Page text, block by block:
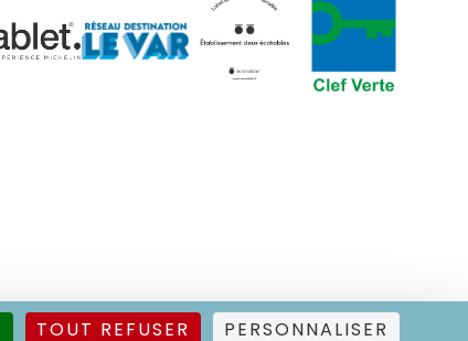
TOUT REFUSER PERSONNALISER